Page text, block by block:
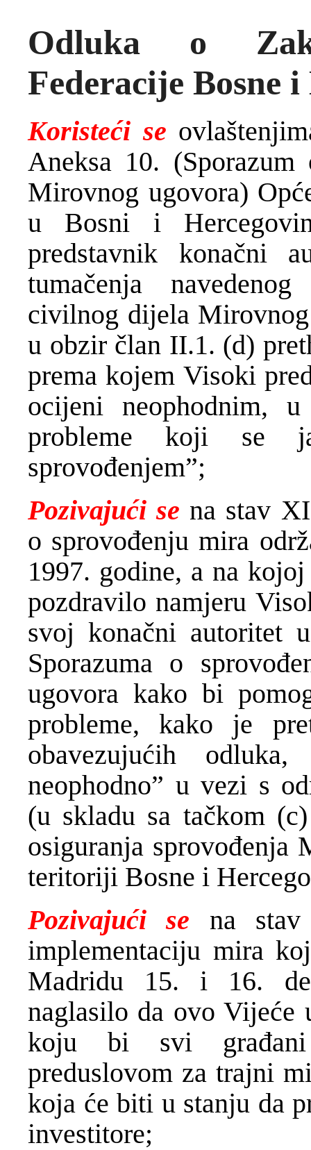
Odluka o
Federacije Bosne
Koristeći se
Aneksa 10.
Mirovnog ugovora)
u Bosni i
predstavnik konačni
tumačenja
civilnog dijela
u obzir član II.1. (d)
prema kojem Visoki
ocijeni neophodnim,
probleme koji se
sprovođenjem”;
Pozivajući se na stav
o sprovođenju mira
1997. godine, a na
pozdravilo namjeru
svoj konačni autoritet
Sporazuma o
ugovora kako bi
probleme, kako je
obavezujućih
neophodno” u vezi s
(u skladu sa tačkom
osiguranja sprovođenja
teritoriji Bosne i
Pozivajući se na
implementaciju mira
Madridu 15. i 16.
naglasilo da ovo Vijeće
koju bi svi građani
preduslovom za trajni
koja će biti u stanju da
investitore;